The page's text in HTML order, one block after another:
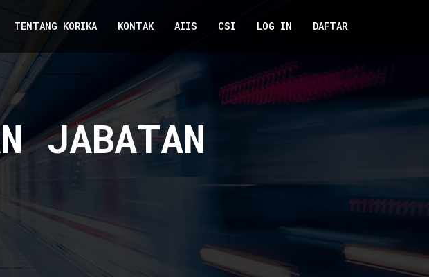
TENTANG KORIKA KONTAK AIIS CSI LOG IN DAFTAR
JABATAN